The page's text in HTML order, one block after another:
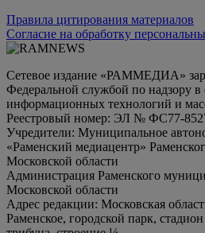
Правила цитирования материалов
Согласие на обработку
Сетевое издание «РАММЕДИА»
Федеральной службой по надзору в
информационных технологий и
Реестровый номер: ЭЛ № ФС77-
Учредители: Муниципальное
«Раменский медиацентр»
Московской области
Администрация Раменского
Московской области
Адрес редакции: Московская
Раменское, городской парк,